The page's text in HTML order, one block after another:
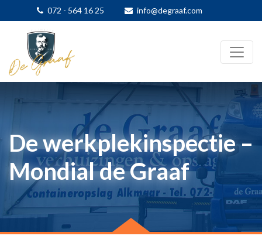
072 - 564 16 25 info@degraaf.com
De werkplekinspectie –
Mondial de Graaf